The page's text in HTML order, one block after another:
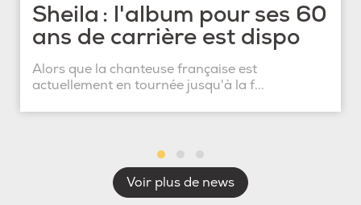
Sheila : l'album pour ses 60
ans de carrière est dispo
Alors que la chanteuse française est
actuellement en tournée jusqu'à la f...
Voir plus de news